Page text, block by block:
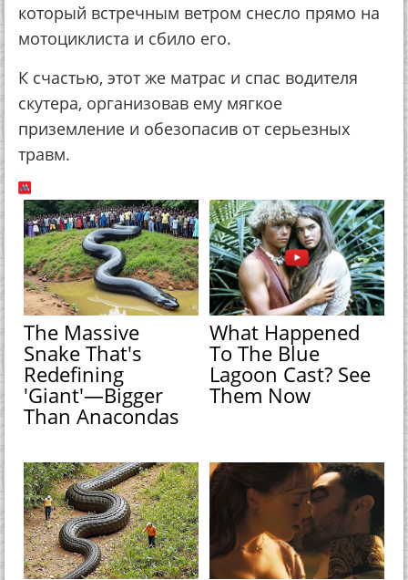
который встречным ветром снесло прямо на
мотоциклиста и сбило его.
К счастью, этот же матрас и спас водителя
скутера, организовав ему мягкое
приземление и обезопасив от серьезных
травм.
The Massive
Snake That's
Redefining
'Giant'—Bigger
Than Anacondas
What Happened
To The Blue
Lagoon Cast? See
Them Now